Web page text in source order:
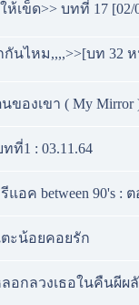
เข็ด>> บทที่ 17 [02/
นไหม,,,,>>[บท 32 ห
งเขา ( My Mirror )
ทที่1 : 03.11.64
แอค between 90's :
ะน้อยคอยรัก
อกลวงเธอในคืนผีผ